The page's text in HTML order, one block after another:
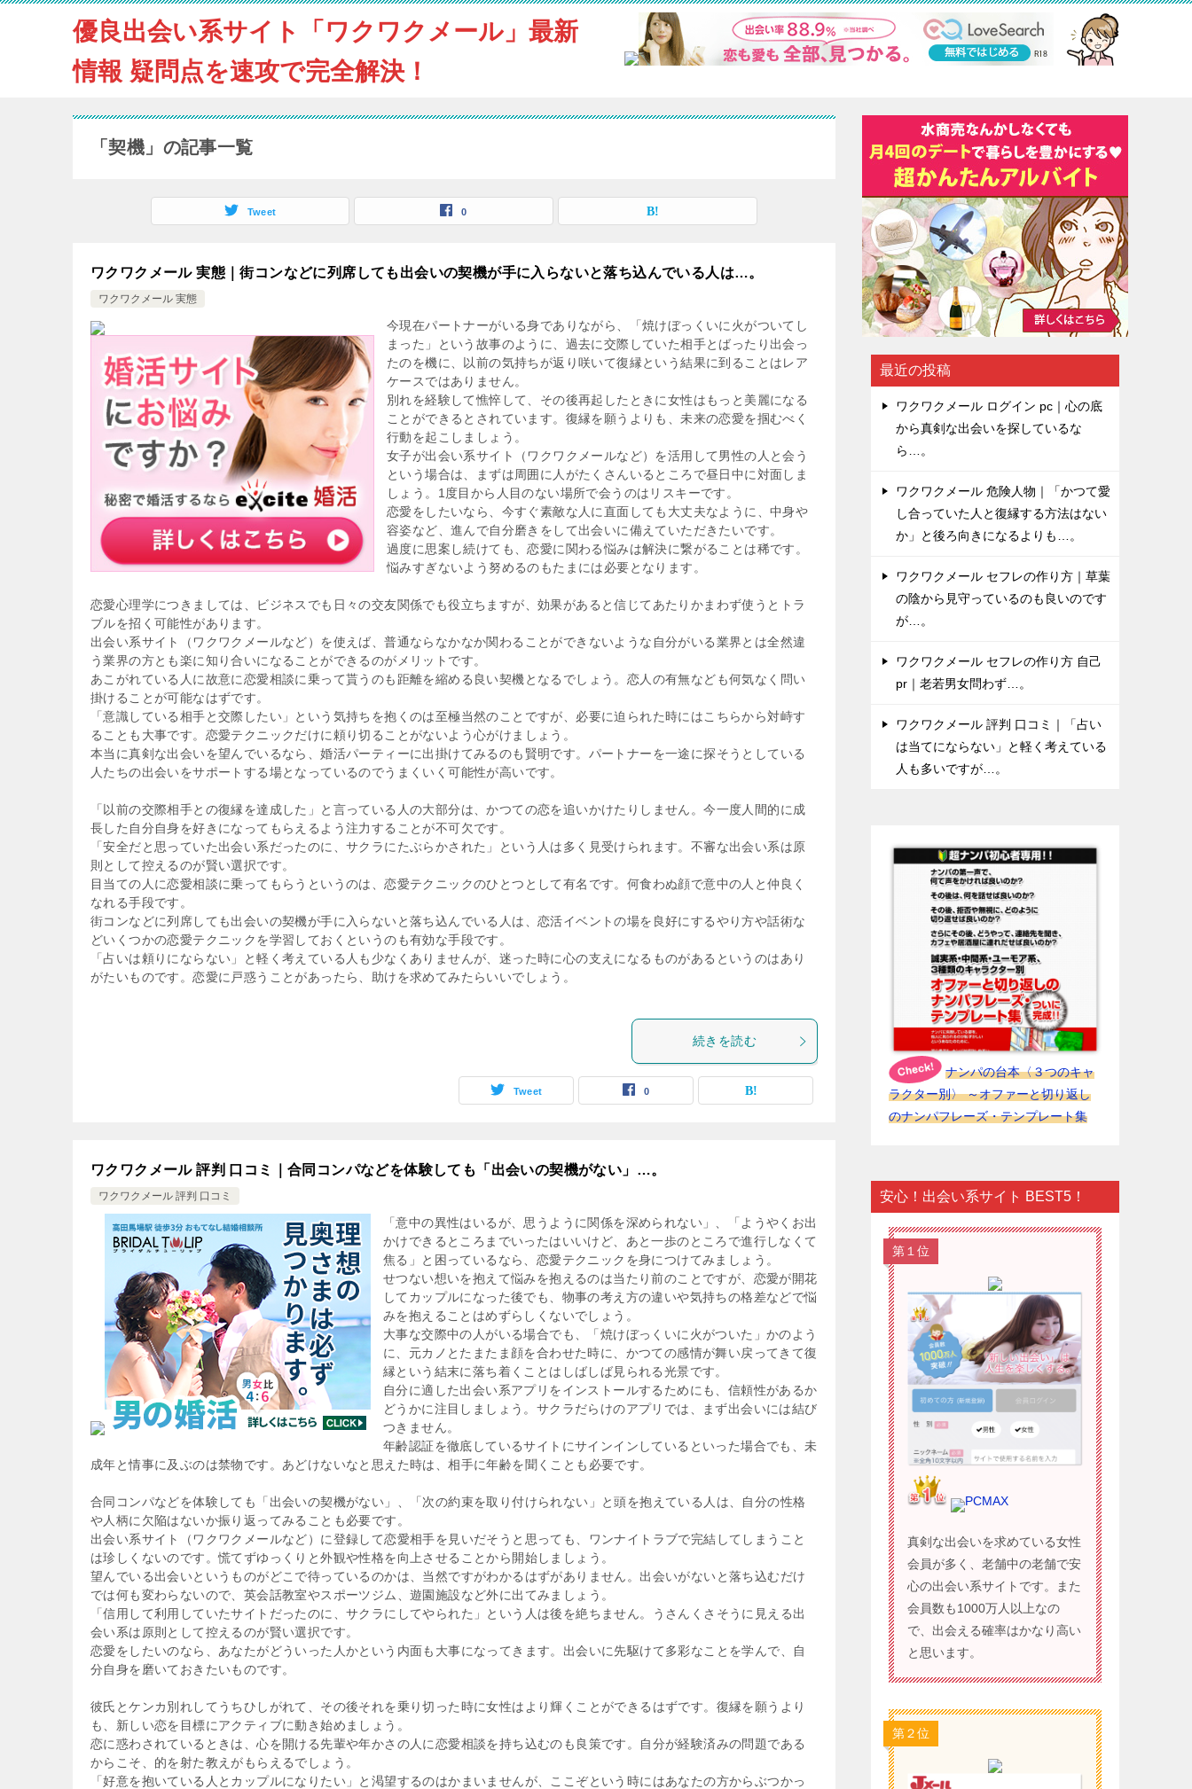
優良出会い系サイト「ワクワクメール」最新
情報 疑問点を速攻で完全解決！
「契機」の記事一覧
Tweet 0
ワクワクメール 実態｜街コンなどに列席しても出会いの契機が手に入らないと落ち込んでいる人は…。
ワクワクメール 実態
今現在パートナーがいる身でありながら、「焼けぼっくいに火がついてし
まった」という故事のように、過去に交際していた相手とばったり出会っ
たのを機に、以前の気持ちが返り咲いて復縁という結果に到ることはレア
ケースではありません。
別れを経験して憔悴して、その後再起したときに女性はもっと美麗になる
ことができるとされています。復縁を願うよりも、未来の恋愛を掴むべく
行動を起こしましょう。
女子が出会い系サイト（ワクワクメールなど）を活用して男性の人と会う
という場合は、まずは周囲に人がたくさんいるところで昼日中に対面しま
しょう。1度目から人目のない場所で会うのはリスキーです。
恋愛をしたいなら、今すぐ素敵な人に直面しても大丈夫なように、中身や
容姿など、進んで自分磨きをして出会いに備えていただきたいです。
過度に思案し続けても、恋愛に関わる悩みは解決に繋がることは稀です。
悩みすぎないよう努めるのもたまには必要となります。
恋愛心理学につきましては、ビジネスでも日々の交友関係でも役立ちますが、効果があると信じてあたりかまわず使うとトラ
ブルを招く可能性があります。
出会い系サイト（ワクワクメールなど）を使えば、普通ならなかなか関わることができないような自分がいる業界とは全然違
う業界の方とも楽に知り合いになることができるのがメリットです。
あこがれている人に故意に恋愛相談に乗って貰うのも距離を縮める良い契機となるでしょう。恋人の有無なども何気なく問い
掛けることが可能なはずです。
「意識している相手と交際したい」という気持ちを抱くのは至極当然のことですが、必要に迫られた時にはこちらから対峙す
ることも大事です。恋愛テクニックだけに頼り切ることがないよう心がけましょう。
本当に真剣な出会いを望んでいるなら、婚活パーティーに出掛けてみるのも賢明です。パートナーを一途に探そうとしている
人たちの出会いをサポートする場となっているのでうまくいく可能性が高いです。
「以前の交際相手との復縁を達成した」と言っている人の大部分は、かつての恋を追いかけたりしません。今一度人間的に成
長した自分自身を好きになってもらえるよう注力することが不可欠です。
「安全だと思っていた出会い系だったのに、サクラにたぶらかされた」という人は多く見受けられます。不審な出会い系は原
則として控えるのが賢い選択です。
目当ての人に恋愛相談に乗ってもらうというのは、恋愛テクニックのひとつとして有名です。何食わぬ顔で意中の人と仲良く
なれる手段です。
街コンなどに列席しても出会いの契機が手に入らないと落ち込んでいる人は、恋活イベントの場を良好にするやり方や話術な
どいくつかの恋愛テクニックを学習しておくというのも有効な手段です。
「占いは頼りにならない」と軽く考えている人も少なくありませんが、迷った時に心の支えになるものがあるというのはあり
がたいものです。恋愛に戸惑うことがあったら、助けを求めてみたらいいでしょう。
続きを読む
Tweet 0
ワクワクメール 評判 口コミ｜合同コンパなどを体験しても「出会いの契機がない」…。
ワクワクメール 評判 口コミ
「意中の異性はいるが、思うように関係を深められない」、「ようやくお出
かけできるところまでいったはいいけど、あと一歩のところで進行しなくて
焦る」と困っているなら、恋愛テクニックを身につけてみましょう。
せつない想いを抱えて悩みを抱えるのは当たり前のことですが、恋愛が開花
してカップルになった後でも、物事の考え方の違いや気持ちの格差などで悩
みを抱えることはめずらしくないでしょう。
大事な交際中の人がいる場合でも、「焼けぼっくいに火がついた」かのよう
に、元カノとたまたま顔を合わせた時に、かつての感情が舞い戻ってきて復
縁という結末に落ち着くことはしばしば見られる光景です。
自分に適した出会い系アプリをインストールするためにも、信頼性があるか
どうかに注目しましょう。サクラだらけのアプリでは、まず出会いには結び
つきません。
年齢認証を徹底しているサイトにサインインしているといった場合でも、未
成年と情事に及ぶのは禁物です。あどけないなと思えた時は、相手に年齢を聞くことも必要です。
合同コンパなどを体験しても「出会いの契機がない」、「次の約束を取り付けられない」と頭を抱えている人は、自分の性格
や人柄に欠陥はないか振り返ってみることも必要です。
出会い系サイト（ワクワクメールなど）に登録して恋愛相手を見いだそうと思っても、ワンナイトラブで完結してしまうこと
は珍しくないのです。慌てずゆっくりと外観や性格を向上させることから開始しましょう。
望んでいる出会いというものがどこで待っているのかは、当然ですがわかるはずがありません。出会いがないと落ち込むだけ
では何も変わらないので、英会話教室やスポーツジム、遊園施設など外に出てみましょう。
「信用して利用していたサイトだったのに、サクラにしてやられた」という人は後を絶ちません。うさんくさそうに見える出
会い系は原則として控えるのが賢い選択です。
恋愛をしたいのなら、あなたがどういった人かという内面も大事になってきます。出会いに先駆けて多彩なことを学んで、自
分自身を磨いておきたいものです。
彼氏とケンカ別れしてうちひしがれて、その後それを乗り切った時に女性はより輝くことができるはずです。復縁を願うより
も、新しい恋を目標にアクティブに動き始めましょう。
恋に惑わされているときは、心を開ける先輩や年かさの人に恋愛相談を持ち込むのも良策です。自分が経験済みの問題である
からこそ、的を射た教えがもらえるでしょう。
「好意を抱いている人とカップルになりたい」と渇望するのはかまいませんが、ここぞという時にはあなたの方からぶつかっ
最近の投稿
ワクワクメール ログイン pc｜心の底
から真剣な出会いを探しているな
ら…。
ワクワクメール 危険人物｜「かつて愛
し合っていた人と復縁する方法はない
か」と後ろ向きになるよりも…。
ワクワクメール セフレの作り方｜草葉
の陰から見守っているのも良いのです
が…。
ワクワクメール セフレの作り方 自己
pr｜老若男女問わず…。
ワクワクメール 評判 口コミ｜「占い
は当てにならない」と軽く考えている
人も多いですが…。
ナンパの台本〈３つのキャ
ラクター別〉 ～オファーと切り返し
のナンパフレーズ・テンプレート集
安心！出会い系サイト BEST5！
第１位
PCMAX
真剣な出会いを求めている女性
会員が多く、老舗中の老舗で安
心の出会い系サイトです。また
会員数も1000万人以上なの
で、出会える確率はかなり高い
と思います。
第２位